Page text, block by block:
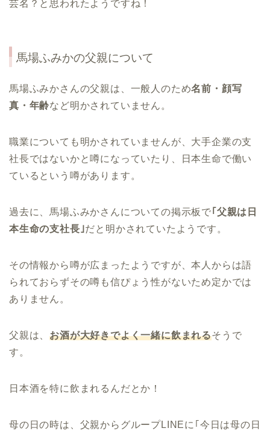
芸名？と思われたようですね！
馬場ふみかの父親について
馬場ふみかさんの父親は、一般人のため名前・顔写
真・年齢など明かされていません。
職業についても明かされていませんが、大手企業の支
社長ではないかと噂になっていたり、日本生命で働い
ているという噂があります。
過去に、馬場ふみかさんについての掲示板で｢父親は日
本生命の支社長｣ だと明かされていたようです。
その情報から噂が広まったようですが、本人からは語
られておらずその噂も信ぴょう性がないため定かでは
ありません。
父親は、お酒が大好きでよく一緒に飲まれるそうで
す。
日本酒を特に飲まれるんだとか！
母の日の時は、父親からグループLINEに｢今日は母の日